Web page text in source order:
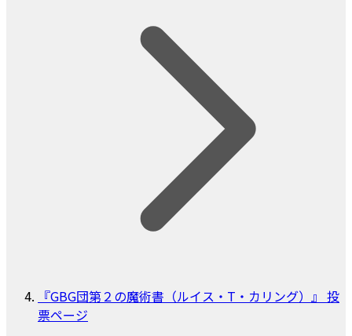
『GBG団第２の魔術書（ルイス・T・カリング）』 投
票ページ